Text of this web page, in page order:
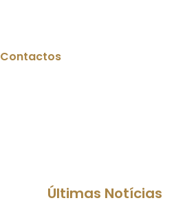
Contactos
Últimas Notícias